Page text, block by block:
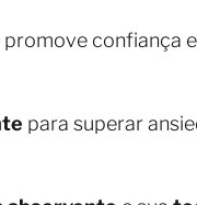
promove confiança e
para superar